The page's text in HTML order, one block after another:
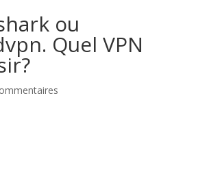
ou
Quel VPN